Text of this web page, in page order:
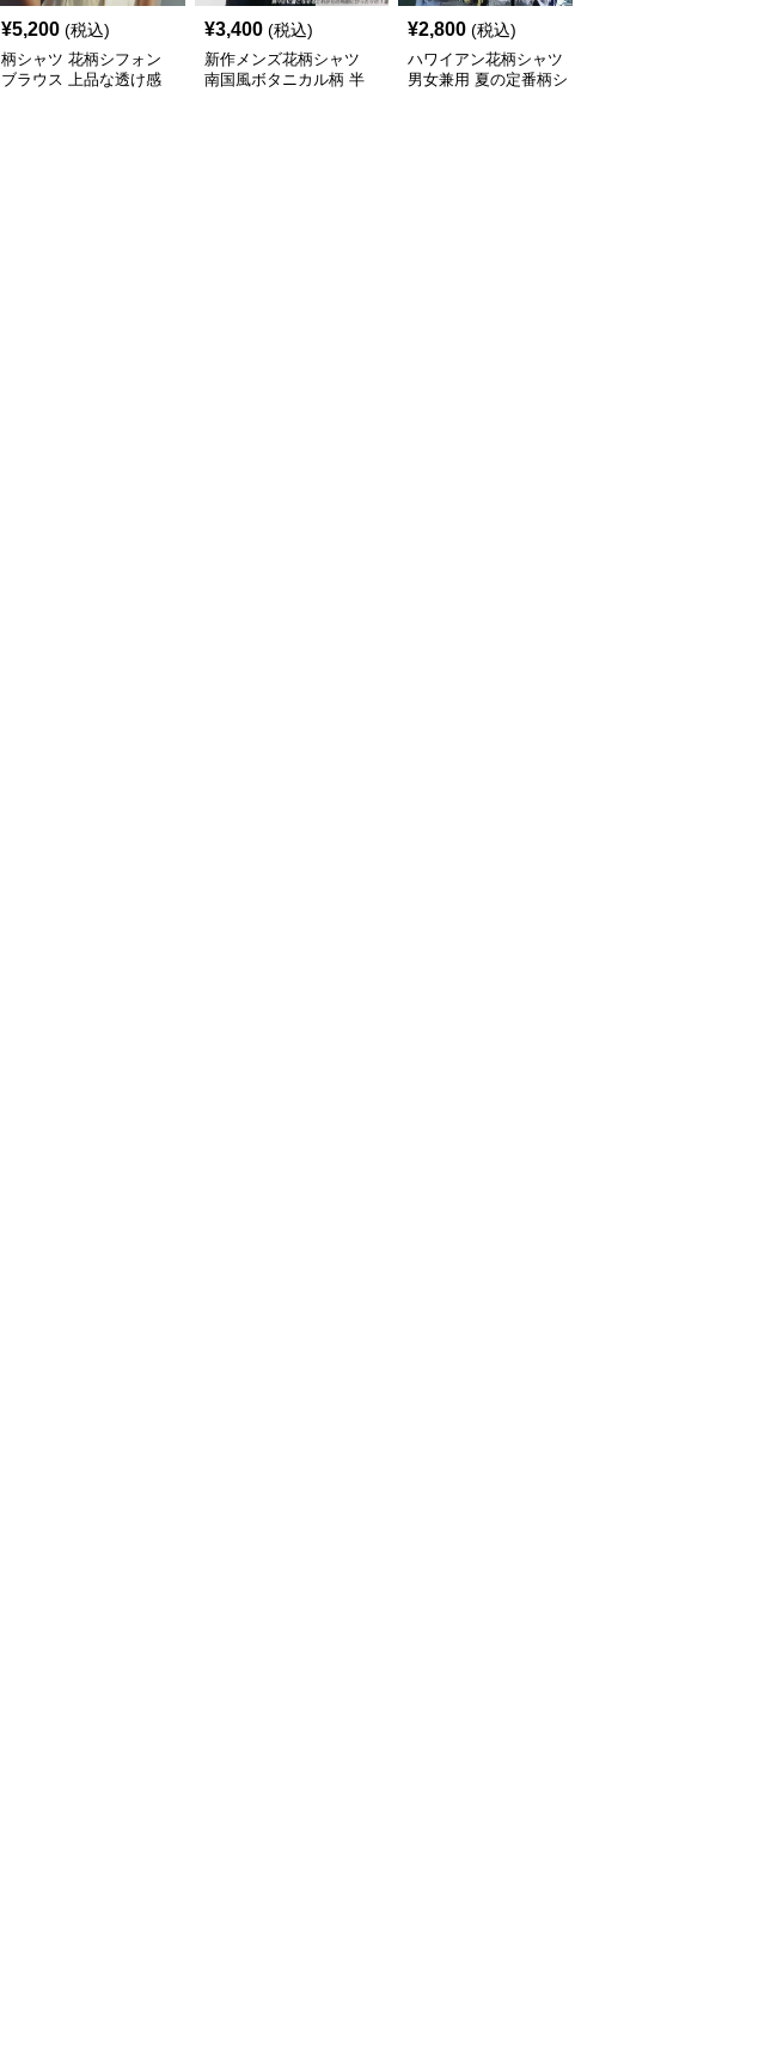
¥5,200 (税込)
柄シャツ 花柄シフォン
ブラウス 上品な透け感
¥3,400 (税込)
新作メンズ花柄シャツ
南国風ボタニカル柄 半
¥2,800 (税込)
ハワイアン花柄シャツ
男女兼用 夏の定番柄シ